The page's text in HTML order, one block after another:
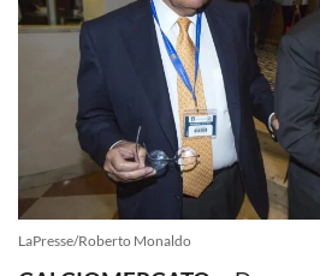
LaPresse/Roberto Monaldo